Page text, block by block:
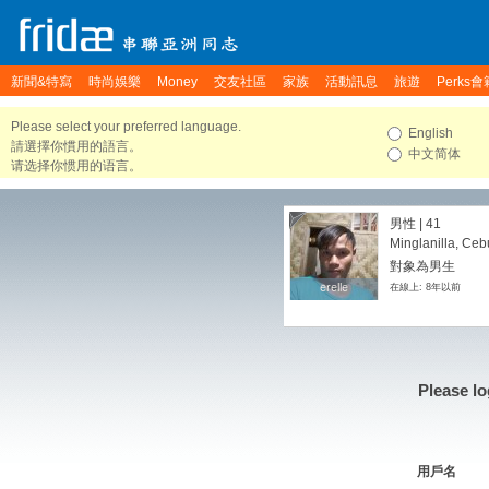
新聞&特寫 時尚娛樂 Money 交友社區 家族 活動訊息 旅遊 Perks會
Please select your preferred language.
請選擇你慣用的語言。
请选择你惯用的语言。
English
中文简体
erelle
erelle
男性 | 41
Minglanilla,
對象為男生
在線上: 8年以前
Please
用戶名